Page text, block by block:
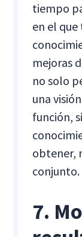
tiempo
en el
mejoras
no solo
una
función,
obtener,
conjunto.
7.